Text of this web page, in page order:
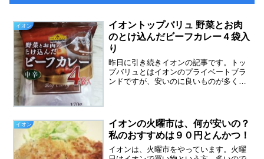
イオン
イオントップバリュ 野菜とお肉
のとけ込んだビーフカレー４袋入
り
昨日に引き続きイオンの記事です。トッ
プバリュとはイオンのプライベートブラ
ンドですが、安いのに良いものが多く気
いうことで安いです。レト...
イオン
イオンの火曜市は、何が安いの？
私のおすすめは９０円とんかつ！
イオンは、火曜市をやっています。火曜